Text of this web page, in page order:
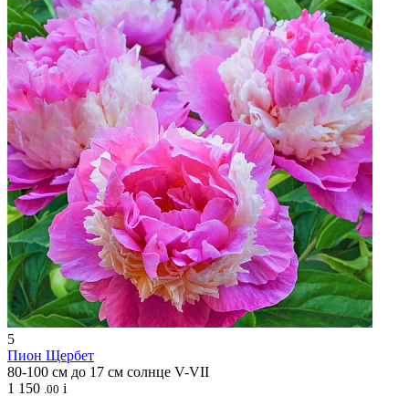
5
Пион Щербет
80-100 см до 17 см солнце V-VII
1 150 .00 i